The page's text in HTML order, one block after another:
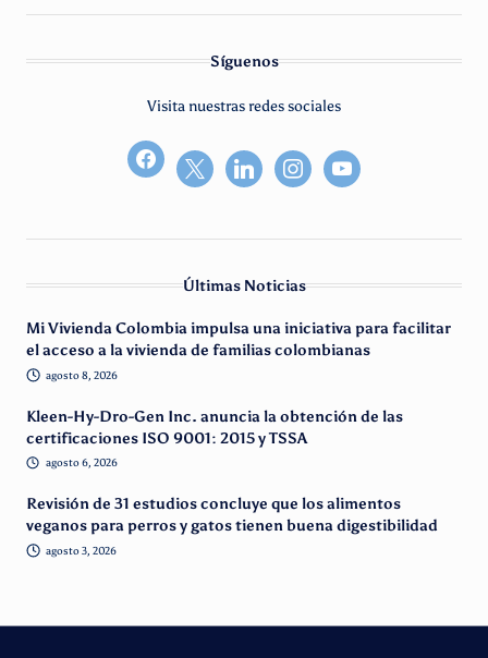
Síguenos
Visita nuestras redes sociales
facebook2
Últimas Noticias
Mi Vivienda Colombia impulsa una iniciativa para facilitar
el acceso a la vivienda de familias colombianas
agosto 8, 2026
Kleen-Hy-Dro-Gen Inc. anuncia la obtención de las
certificaciones ISO 9001: 2015 y TSSA
agosto 6, 2026
Revisión de 31 estudios concluye que los alimentos
veganos para perros y gatos tienen buena digestibilidad
agosto 3, 2026